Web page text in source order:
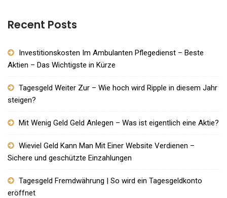
Recent Posts
Investitionskosten Im Ambulanten Pflegedienst – Beste
Aktien – Das Wichtigste in Kürze
Tagesgeld Weiter Zur – Wie hoch wird Ripple in diesem Jahr
steigen?
Mit Wenig Geld Geld Anlegen – Was ist eigentlich eine Aktie?
Wieviel Geld Kann Man Mit Einer Website Verdienen –
Sichere und geschützte Einzahlungen
Tagesgeld Fremdwährung | So wird ein Tagesgeldkonto
eröffnet